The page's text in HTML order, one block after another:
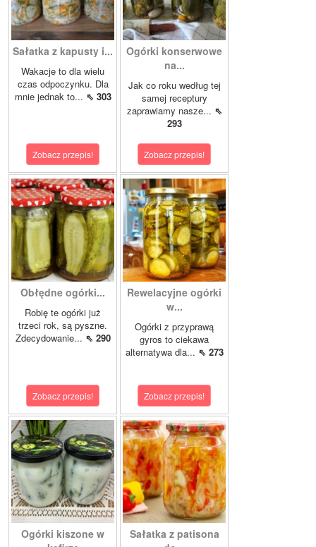
Sałatka z kapusty i...
Wakacje to dla wielu
czas odpoczynku. Dla
mnie jednak to... ⇖ 303
Zobacz przepis!
Ogórki konserwowe
na...
Jak co roku według tej
samej receptury
zaprawiamy nasze... ⇖
293
Zobacz przepis!
Obłędne ogórki...
Robię te ogórki już
trzeci rok, są pyszne.
Zdecydowanie... ⇖ 290
Zobacz przepis!
Rewelacyjne ogórki
w...
Ogórki z przyprawą
gyros to ciekawa
alternatywa dla... ⇖ 273
Zobacz przepis!
Ogórki kiszone w
Sałatka z patisona